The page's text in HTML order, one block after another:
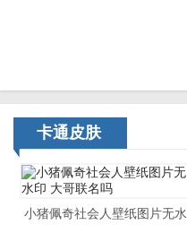
卡通皮肤
小猪佩奇社会人壁纸图片无水